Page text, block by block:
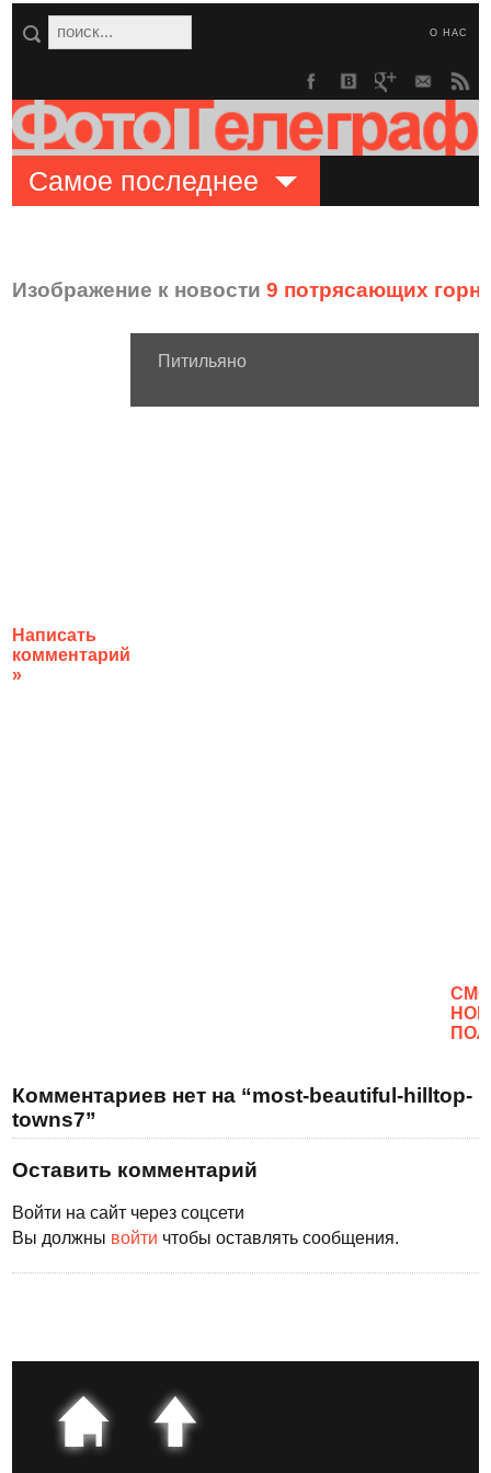
О НАС
Самое последнее
Изображение к новости9 потрясающих
Написать
комментарий
»
Питильяно
Комментариев нет на “most-beautiful-hilltop-
towns7”
Оставить комментарий
Войти на сайт через соцсети
Вы должны войти чтобы оставлять сообщения.